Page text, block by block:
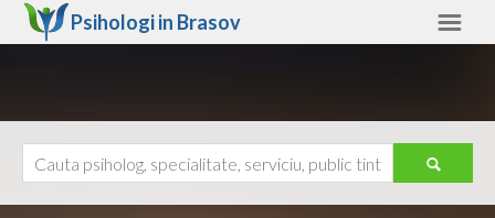
Psihologi in Brasov
Ajutor